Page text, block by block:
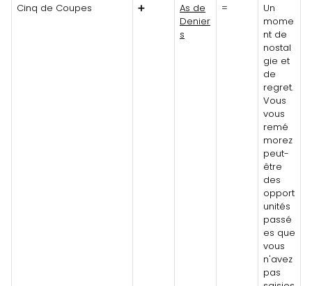
Cinq de Coupes ➕
As de
Denier
s
=
Un
mome
nt de
nostal
gie et
de
regret.
Vous
vous
remé
morez
peut-
être
des
opport
unités
passé
es que
vous
n'avez
pas